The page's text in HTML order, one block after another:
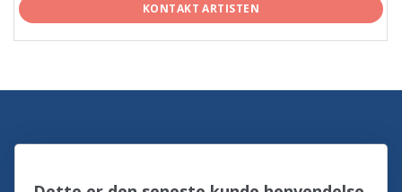
KONTAKT ARTISTEN